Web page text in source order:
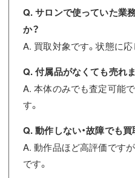
Q. サロンで使っていた業
か？
A. 買取対象です。状態に応
Q. 付属品がなくても売れ
A. 本体のみでも査定可能
す。
Q. 動作しない・故障でも
A. 動作品ほど高評価ですが
です。